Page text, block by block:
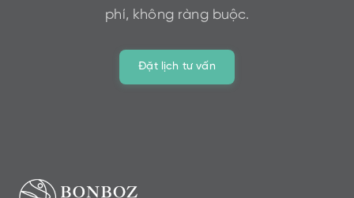
phí, không ràng buộc.
Đặt lịch tư vấn